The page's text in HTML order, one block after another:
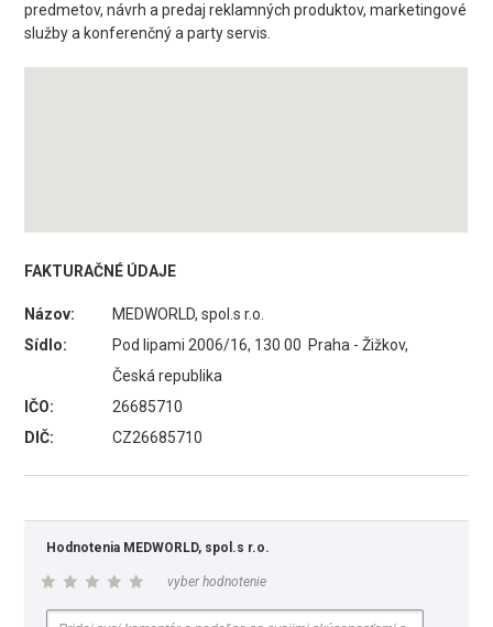
predmetov, návrh a predaj reklamných produktov, marketingové
služby a konferenčný a party servis.
FAKTURAČNÉ ÚDAJE
Názov:
MEDWORLD, spol.s r.o.
Sídlo:
Pod lipami 2006/16, 130 00 Praha - Žižkov,
Česká republika
IČO:
26685710
DIČ:
CZ26685710
Hodnotenia MEDWORLD, spol.s r.o.
vyber hodnotenie